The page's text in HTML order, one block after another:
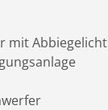
mit Abbiegelicht